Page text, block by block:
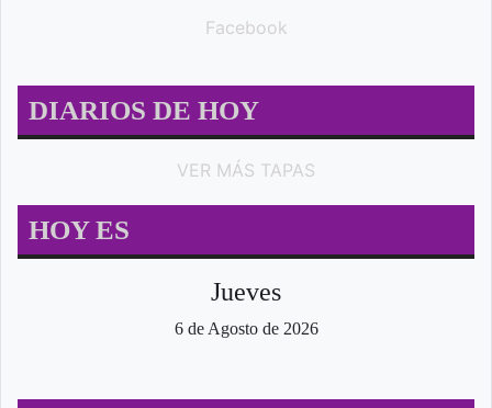
Facebook
DIARIOS DE HOY
VER MÁS TAPAS
HOY ES
Jueves
6 de Agosto de 2026